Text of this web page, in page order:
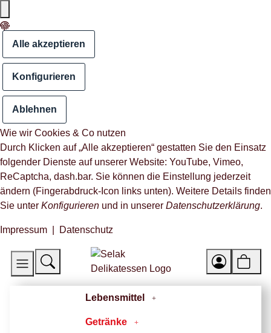
Alle akzeptieren
Konfigurieren
Ablehnen
Wie wir Cookies & Co nutzen
Durch Klicken auf „Alle akzeptieren“ gestatten Sie den Einsatz
folgender Dienste auf unserer Website: YouTube, Vimeo,
ReCaptcha, dash.bar. Sie können die Einstellung jederzeit
ändern (Fingerabdruck-Icon links unten). Weitere Details finden
Sie unter Konfigurieren und in unserer Datenschutzerklärung.
Impressum Datenschutz
Lebensmittel
Getränke